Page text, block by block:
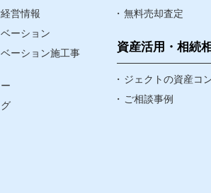
資産・相続
なんでも相談窓口
賃貸リノベ
営情報
ーション
ーション施工事
無料売却査定
資産活用・相続
ジェクトの資産コ
ご相談事例